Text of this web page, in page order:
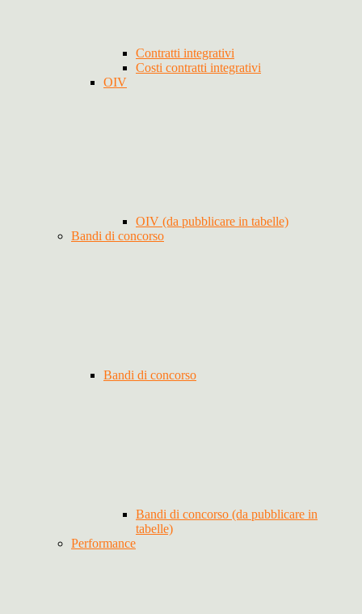
Contratti integrativi
Costi contratti integrativi
OIV
OIV (da pubblicare in tabelle)
Bandi di concorso
Bandi di concorso
Bandi di concorso (da pubblicare in
tabelle)
Performance